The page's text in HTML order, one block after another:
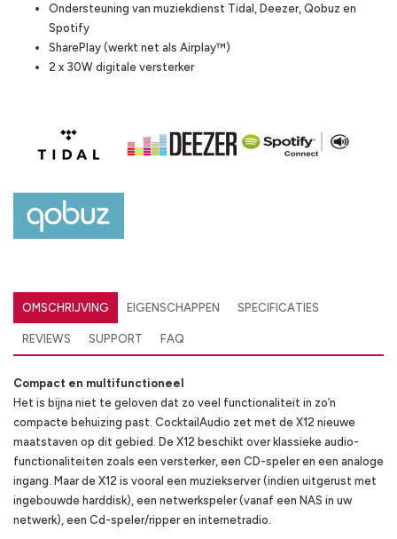
Ondersteuning van muziekdienst Tidal, Deezer, Qobuz en
Spotify
SharePlay (werkt net als Airplay™)
2 x 30W digitale versterker
OMSCHRIJVING EIGENSCHAPPEN SPECIFICATIES
REVIEWS SUPPORT FAQ
Compact en multifunctioneel
Het is bijna niet te geloven dat zo veel functionaliteit in zo’n
compacte behuizing past. CocktailAudio zet met de X12 nieuwe
maatstaven op dit gebied. De X12 beschikt over klassieke audio-
functionaliteiten zoals een versterker, een CD-speler en een analoge
ingang. Maar de X12 is vooral een muziekserver (indien uitgerust met
ingebouwde harddisk), een netwerkspeler (vanaf een NAS in uw
netwerk), een Cd-speler/ripper en internetradio.